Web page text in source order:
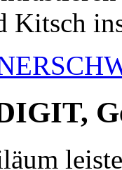
Kitsch